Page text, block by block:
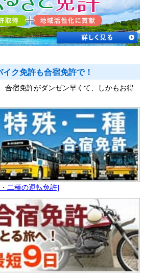
ク免許も合宿免許で！
合宿免許がダンゼン早くて、しかもお得
二種の運転免許]